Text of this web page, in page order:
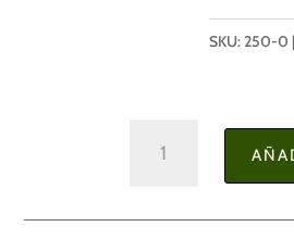
SKU:250-0
Bambú